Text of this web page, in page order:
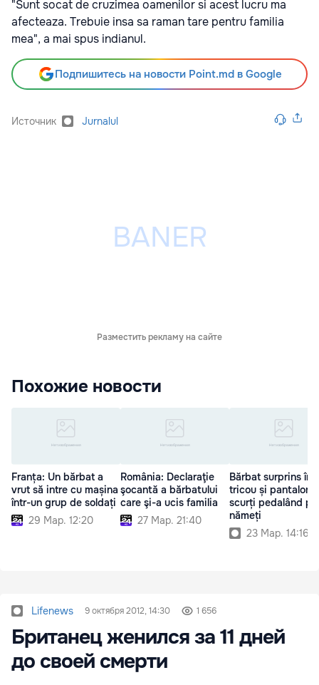
"Sunt socat de cruzimea oamenilor si acest lucru ma
afecteaza. Trebuie insa sa raman tare pentru familia
mea", a mai spus indianul.
Подпишитесь на новости Point.md в Google
Источник Jurnalul
Разместить рекламу на сайте
Похожие новости
Franța: Un bărbat a
vrut să intre cu mașina
într-un grup de soldați
29 Мар. 12:20
România: Declaraţie
şocantă a bărbatului
care şi-a ucis familia
27 Мар. 21:40
Bărbat surprins în
tricou și pantaloni
scurți pedalând
nămeți
23 Мар. 14:16
Lifenews 9 октября 2012, 14:30 1 656
Британец женился за 11 дней
до своей смерти